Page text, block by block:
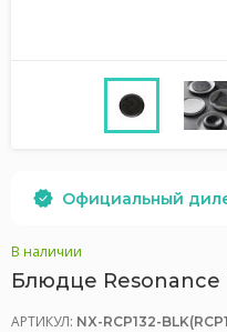
Официальный
В наличии
Блюдце Resonance
АРТИКУЛ: NX-RCP132-